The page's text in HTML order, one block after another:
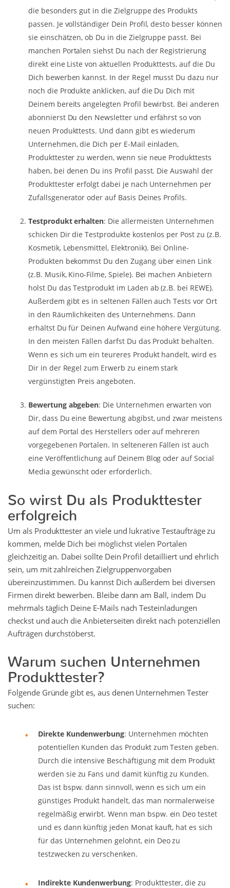
die besonders gut in die Zielgruppe des Produkts
passen. Je vollständiger Dein Profil, desto besser können
sie einschätzen, ob Du in die Zielgruppe passt. Bei
manchen Portalen siehst Du nach der Registrierung
direkt eine Liste von aktuellen Produkttests, auf die Du
Dich bewerben kannst. In der Regel musst Du dazu nur
noch die Produkte anklicken, auf die Du Dich mit
Deinem bereits angelegten Profil bewirbst. Bei anderen
abonnierst Du den Newsletter und erfährst so von
neuen Produkttests. Und dann gibt es wiederum
Unternehmen, die Dich per E-Mail einladen,
Produkttester zu werden, wenn sie neue Produkttests
haben, bei denen Du ins Profil passt. Die Auswahl der
Produkttester erfolgt dabei je nach Unternehmen per
Zufallsgenerator oder auf Basis Deines Profils.
Testprodukt erhalten: Die allermeisten Unternehmen
schicken Dir die Testprodukte kostenlos per Post zu (z.B.
Kosmetik, Lebensmittel, Elektronik). Bei Online-
Produkten bekommst Du den Zugang über einen Link
(z.B. Musik, Kino-Filme, Spiele). Bei machen Anbietern
holst Du das Testprodukt im Laden ab (z.B. bei REWE).
Außerdem gibt es in seltenen Fällen auch Tests vor Ort
in den Räumlichkeiten des Unternehmens. Dann
erhältst Du für Deinen Aufwand eine höhere Vergütung.
In den meisten Fällen darfst Du das Produkt behalten.
Wenn es sich um ein teureres Produkt handelt, wird es
Dir in der Regel zum Erwerb zu einem stark
vergünstigten Preis angeboten.
Bewertung abgeben: Die Unternehmen erwarten von
Dir, dass Du eine Bewertung abgibst, und zwar meistens
auf dem Portal des Herstellers oder auf mehreren
vorgegebenen Portalen. In selteneren Fällen ist auch
eine Veröffentlichung auf Deinem Blog oder auf Social
Media gewünscht oder erforderlich.
So wirst Du als Produkttester
erfolgreich
Um als Produkttester an viele und lukrative Testaufträge zu
kommen, melde Dich bei möglichst vielen Portalen
gleichzeitig an. Dabei sollte Dein Profil detailliert und ehrlich
sein, um mit zahlreichen Zielgruppenvorgaben
übereinzustimmen. Du kannst Dich außerdem bei diversen
Firmen direkt bewerben. Bleibe dann am Ball, indem Du
mehrmals täglich Deine E-Mails nach Testeinladungen
checkst und auch die Anbieterseiten direkt nach potenziellen
Aufträgen durchstöberst.
Warum suchen Unternehmen
Produkttester?
Folgende Gründe gibt es, aus denen Unternehmen Tester
suchen:
Direkte Kundenwerbung: Unternehmen möchten
potentiellen Kunden das Produkt zum Testen geben.
Durch die intensive Beschäftigung mit dem Produkt
werden sie zu Fans und damit künftig zu Kunden.
Das ist bspw. dann sinnvoll, wenn es sich um ein
günstiges Produkt handelt, das man normalerweise
regelmäßig erwirbt. Wenn man bspw. ein Deo testet
und es dann künftig jeden Monat kauft, hat es sich
für das Unternehmen gelohnt, ein Deo zu
testzwecken zu verschenken.
Indirekte Kundenwerbung: Produkttester, die zu